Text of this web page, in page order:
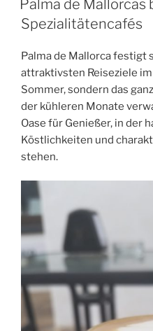
Palma de Mallorcas
Spezialitätencafés
Palma de Mallorca festigt
attraktivsten Reiseziele
Sommer, sondern das
der kühleren Monate
Oase für Genießer, in der
Köstlichkeiten und
stehen.